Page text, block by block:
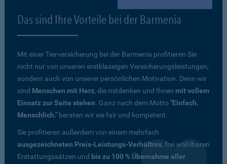
Das sind Ihre Vorteile bei der Barmenia
Mit einer Tierversicherung bei der Barmenia profitieren Sie
nicht nur von unseren erstklassigen Versicherungsleistungen,
sondern auch von unserer persönlichen Motivation. Denn wir
sind Menschen mit Herz, die mitdenken und Ihnen mit vollem
Einsatz zur Seite stehen. Ganz nach dem Motto"Einfach.
Menschlich." beraten wir sie fair und kompetent.
Sie profitieren außerdem von einem mehrfach
ausgezeichneten Preis-Leistungs-Verhältnis, frei wählbaren
Erstattungssätzen und bis zu 100 % Übernahme aller